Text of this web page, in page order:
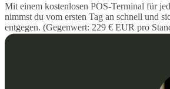
Mit einem kostenlosen POS-Terminal für
nimmst du vom ersten Tag an schnell und
entgegen. (Gegenwert: 229 € EUR pro